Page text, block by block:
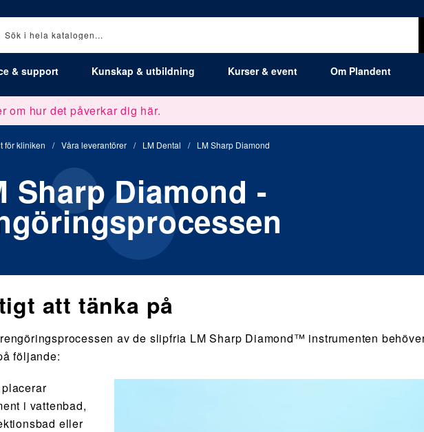
& support Kunskap & utbildning Kurser & event
Om Plandent
om hur det påverkar dig här.
för kliniken / Våra leverantörer / LM Dental / LM Sharp Diamond
Sharp Diamond -
att tänka på
av de slipfria LM Sharp Diamond™ instrumenten
följande:
i vattenbad,
eller